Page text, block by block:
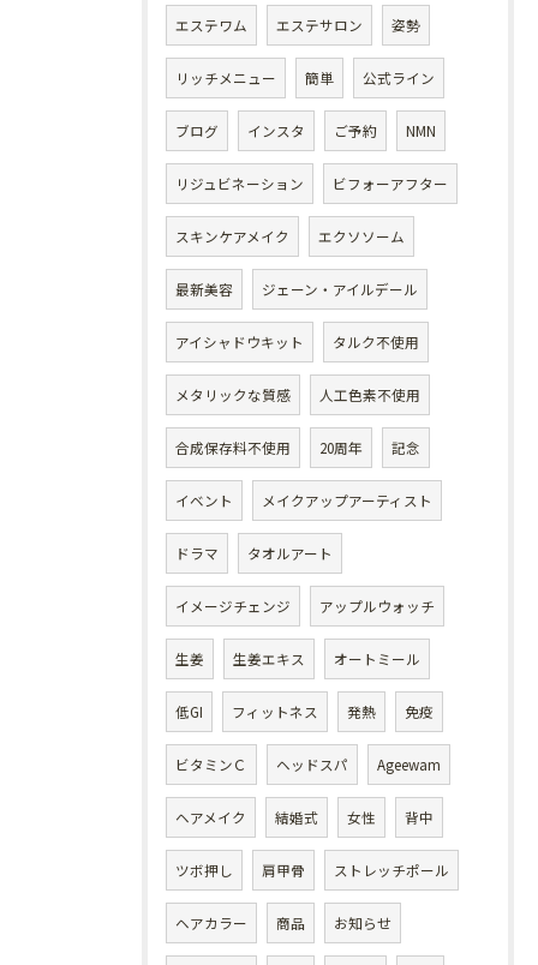
エステワム エステサロン 姿勢
リッチメニュー 簡単 公式ライン
ブログ インスタ ご予約 NMN
リジュビネーション ビフォーアフター
スキンケアメイク エクソソーム
最新美容 ジェーン・アイルデール
アイシャドウキット タルク不使用
メタリックな質感 人工色素不使用
合成保存料不使用 20周年 記念
イベント メイクアップアーティスト
ドラマ タオルアート
イメージチェンジ アップルウォッチ
生姜 生姜エキス オートミール
低GI フィットネス 発熱 免疫
ビタミンＣ ヘッドスパ Ageewam
ヘアメイク 結婚式 女性 背中
ツボ押し 肩甲骨 ストレッチポール
ヘアカラー 商品 お知らせ